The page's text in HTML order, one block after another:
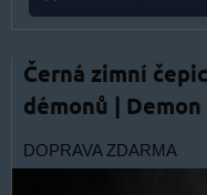
Černá zimní
démonů |
DOPRAVA ZDARMA